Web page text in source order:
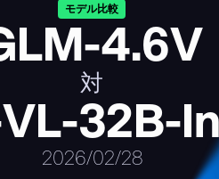
モデル比較
4.6V
対
32B-
2026/02/28